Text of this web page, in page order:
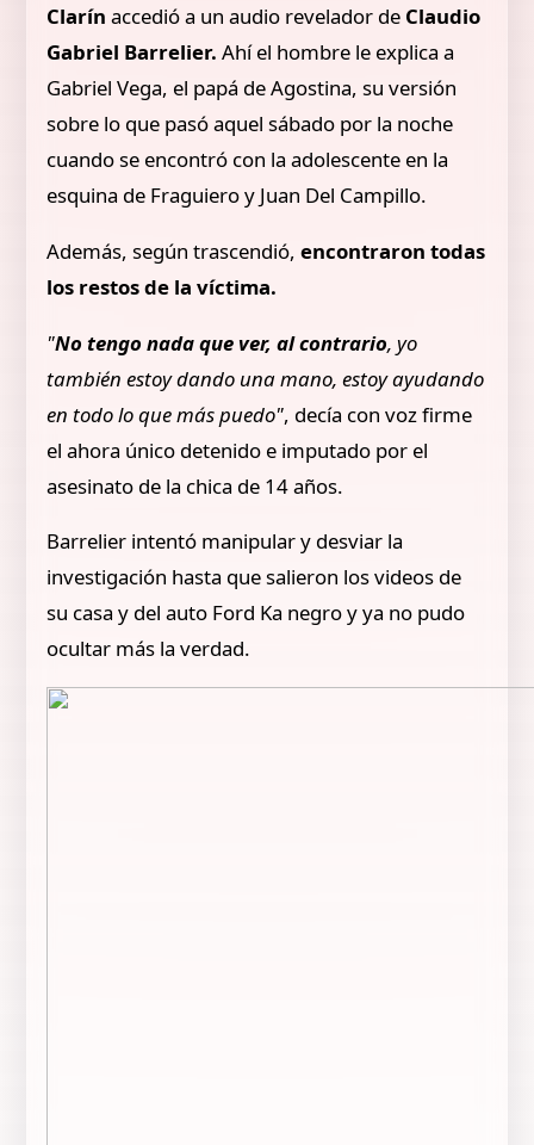
Clarín accedió a un audio revelador de Claudio
Gabriel Barrelier.Ahí el hombre le explica a
Gabriel Vega, el papá de Agostina, su versión
sobre lo que pasó aquel sábado por la noche
cuando se encontró con la adolescente en la
esquina de Fraguiero y Juan Del Campillo.
Además, según trascendió,encontraron todas
los restos de la víctima.
"No tengo nada que ver, al contrario, yo
también estoy dando una mano, estoy ayudando
en todo lo que más puedo", decía con voz firme
el ahora único detenido e imputado por el
asesinato de la chica de 14 años.
Barrelier intentó manipular y desviar la
investigación hasta que salieron los videos de
su casa y del auto Ford Ka negro y ya no pudo
ocultar más la verdad.